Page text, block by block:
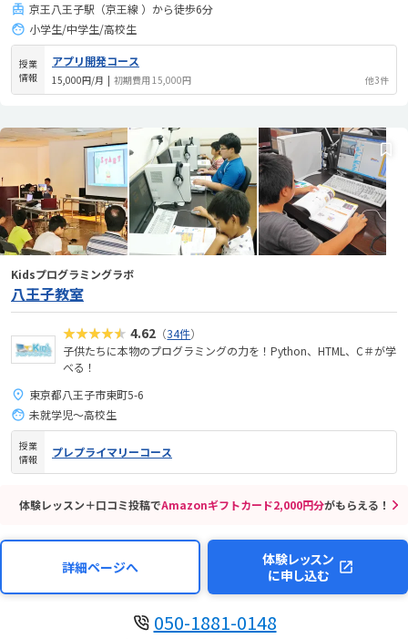
京王八王子駅（京王線 ）から徒歩6分
小学生/中学生/高校生
授業
情報
アプリ開発コース
15,000円/月 | 初期費用 15,000円 他3件
Kidsプログラミングラボ
八王子教室
★★★★★ 4.62 （34件）
子供たちに本物のプログラミングの力を！Python、HTML、C＃が学
べる！
東京都八王子市東町5-6
未就学児～高校生
授業
情報
プレプライマリーコース
体験レッスン＋口コミ投稿でAmazonギフトカード2,000円分がもらえる！
詳細ページへ
体験レッスン
に申し込む
050-1881-0148